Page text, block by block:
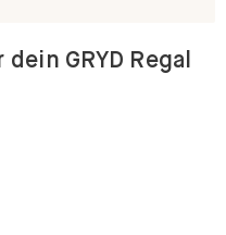
GRYD Regal